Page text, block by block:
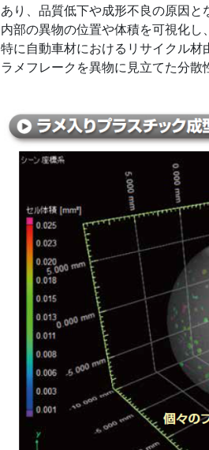
あり、品質低下や成形不良の原因
内部の異物の位置や体積を可視化し
特に自動車材におけるリサイクル
ラメフレークを異物に見立てた分散